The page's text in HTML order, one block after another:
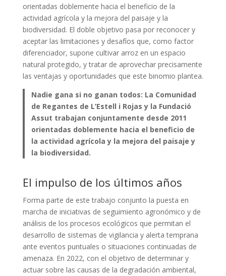
orientadas doblemente hacia el beneficio de la
actividad agrícola y la mejora del paisaje y la
biodiversidad. El doble objetivo pasa por reconocer y
aceptar las limitaciones y desafíos que, como factor
diferenciador, supone cultivar arroz en un espacio
natural protegido, y tratar de aprovechar precisamente
las ventajas y oportunidades que este binomio plantea.
Nadie gana si no ganan todos: La Comunidad
de Regantes de L’Estell i Rojas y la Fundació
Assut trabajan conjuntamente desde 2011
orientadas doblemente hacia el beneficio de
la actividad agrícola y la mejora del paisaje y
la biodiversidad.
El impulso de los últimos años
Forma parte de este trabajo conjunto la puesta en
marcha de iniciativas de seguimiento agronómico y de
análisis de los procesos ecológicos que permitan el
desarrollo de sistemas de vigilancia y alerta temprana
ante eventos puntuales o situaciones continuadas de
amenaza. En 2022, con el objetivo de determinar y
actuar sobre las causas de la degradación ambiental,